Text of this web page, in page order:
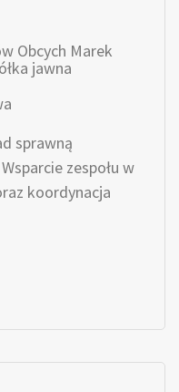
Obcych Marek
jawna
sprawną
zespołu w
koordynacja